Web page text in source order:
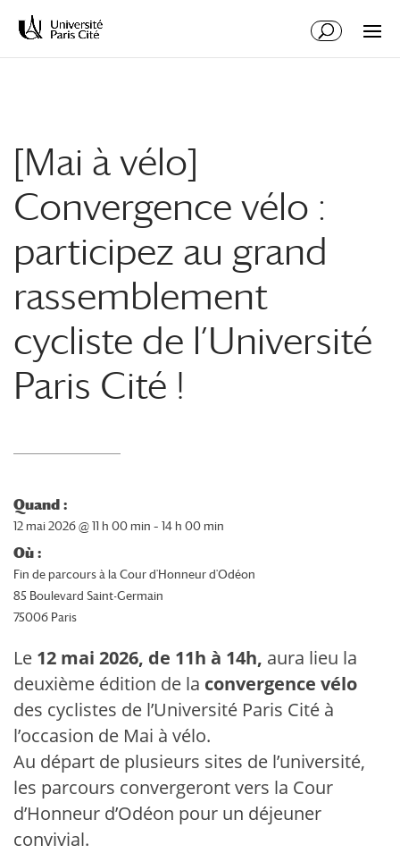
[Mai à vélo]
Convergence vélo :
participez au grand
rassemblement
cycliste de l’Université
Paris Cité !
Quand :
12 mai 2026 @ 11 h 00 min – 14 h 00 min
Où :
Fin de parcours à la Cour d'Honneur d'Odéon
85 Boulevard Saint-Germain
75006 Paris
Le 12 mai 2026, de 11h à 14h, aura lieu la
deuxième édition de la convergence vélo
des cyclistes de l’Université Paris Cité à
l’occasion de Mai à vélo.
Au départ de plusieurs sites de l’université,
les parcours convergeront vers la Cour
d’Honneur d’Odéon pour un déjeuner
convivial.